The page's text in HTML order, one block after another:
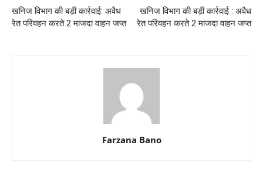
खनिज विभाग की बड़ी कार्रवाई: अवैध
रेत परिवहन करते 2 माजदा वाहन जप्त
खनिज विभाग की बड़ी कार्रवाई : अवैध
रेत परिवहन करते 2 माजदा वाहन जप्त
Farzana Bano